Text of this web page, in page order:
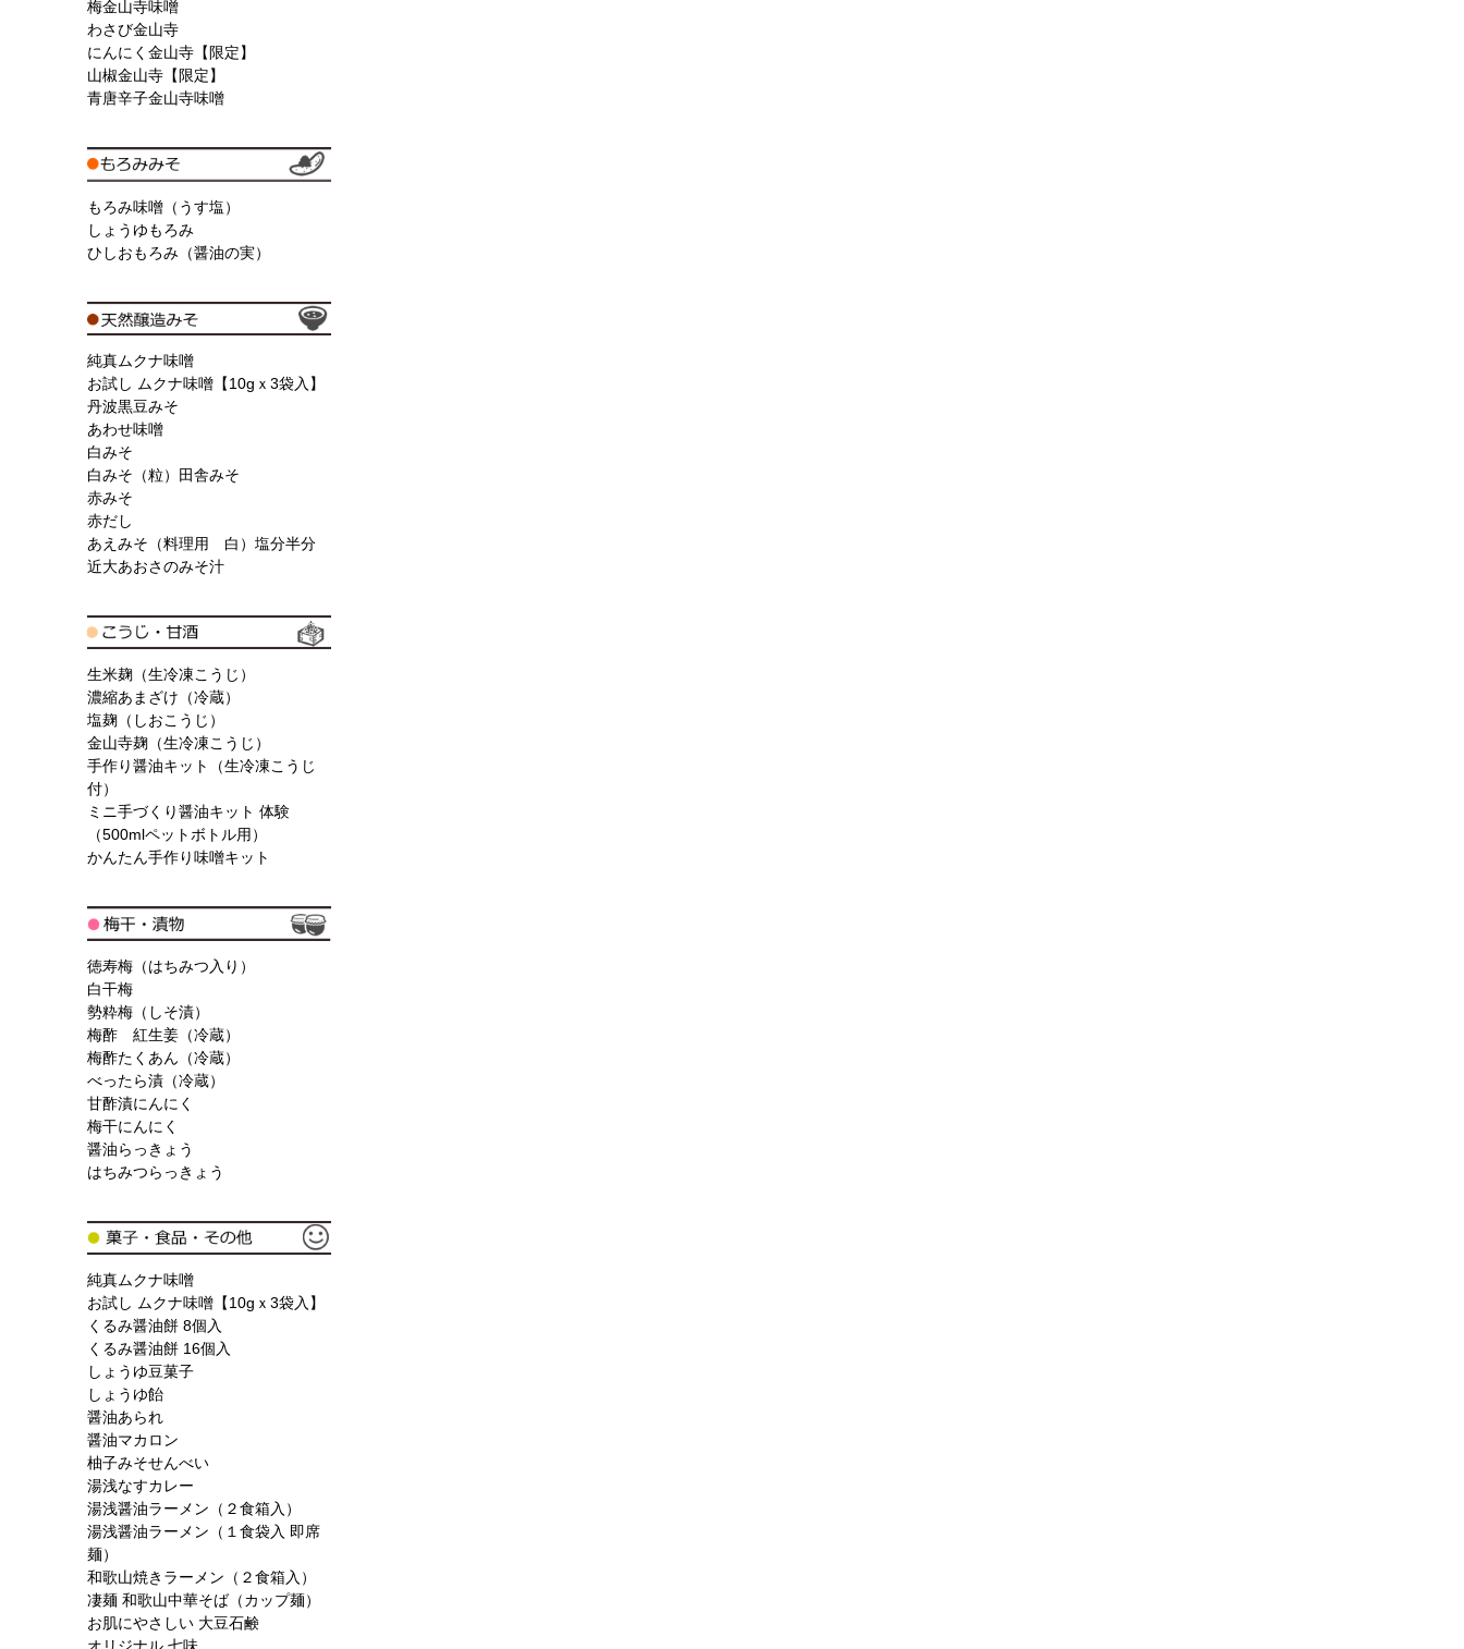
梅金山寺味噌
わさび金山寺
にんにく金山寺【限定】
山椒金山寺【限定】
青唐辛子金山寺味噌
もろみ味噌（うす塩）
しょうゆもろみ
ひしおもろみ（醤油の実）
純真ムクナ味噌
お試し ムクナ味噌【10gｘ3袋入】
丹波黒豆みそ
あわせ味噌
白みそ
白みそ（粒）田舎みそ
赤みそ
赤だし
あえみそ（料理用 白）塩分半分
近大あおさのみそ汁
生米麹（生冷凍こうじ）
濃縮あまざけ（冷蔵）
塩麹（しおこうじ）
金山寺麹（生冷凍こうじ）
手作り醤油キット（生冷凍こうじ
付）
ミニ手づくり醤油キット 体験
（500mlペットボトル用）
かんたん手作り味噌キット
徳寿梅（はちみつ入り）
白干梅
勢粋梅（しそ漬）
梅酢 紅生姜（冷蔵）
梅酢たくあん（冷蔵）
べったら漬（冷蔵）
甘酢漬にんにく
梅干にんにく
醤油らっきょう
はちみつらっきょう
純真ムクナ味噌
お試し ムクナ味噌【10gｘ3袋入】
くるみ醤油餅 8個入
くるみ醤油餅 16個入
しょうゆ豆菓子
しょうゆ飴
醤油あられ
醤油マカロン
柚子みそせんべい
湯浅なすカレー
湯浅醤油ラーメン（２食箱入）
湯浅醤油ラーメン（１食袋入 即席
麺）
和歌山焼きラーメン（２食箱入）
凄麺 和歌山中華そば（カップ麺）
お肌にやさしい 大豆石鹸